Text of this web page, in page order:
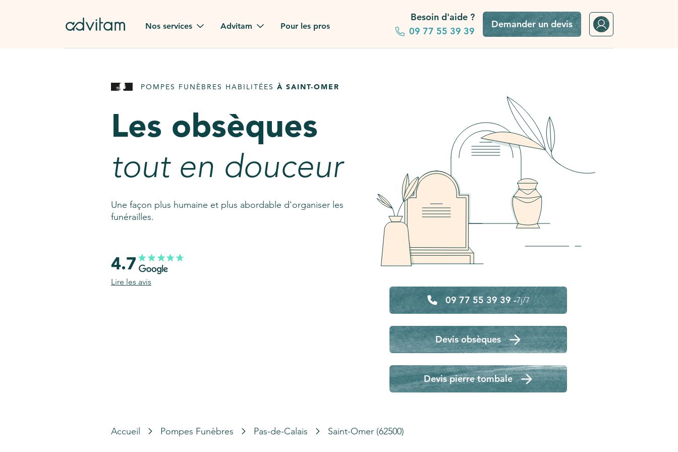
Nos services
Rapatriement à
Pierre tombale
AssistGPT
Nos services en plus
Advitam
Advitam dans la presse
Consultez notre FAQ
Pour les pros
Besoin d'aide ?
09 77 55 39 39
Demander un devis
POMPES FUNÈBRES HABILITÉES À SAINT-OMER
Les obsèques
tout en douceur
Une façon plus humaine et plus abordable d'organiser les
funérailles.
09 77 55 39 39 -7j/7
Devis obsèques
Devis pierre tombale
4.7
Lire les avis
Accueil Pompes Funèbres Pas-de-Calais Saint-Omer (62500)